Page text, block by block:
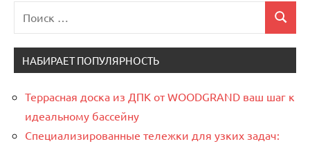
для:
Поиск
НАБИРАЕТ ПОПУЛЯРНОСТЬ
Террасная доска из ДПК от WOODGRAND ваш шаг к
идеальному бассейну
Специализированные тележки для узких задач: